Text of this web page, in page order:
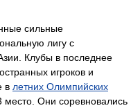
сильные
лигу с
Клубы в последнее
игроков и
в летних Олимпийских
место. Они соревновались